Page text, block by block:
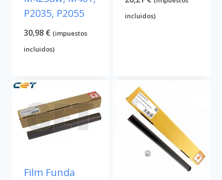
P2035, P2055
30,98 € (impuestos
incluidos)
incluidos)
Film Funda